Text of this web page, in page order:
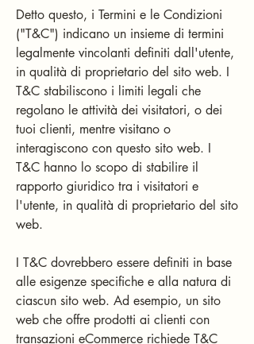
Detto questo, i Termini e le Condizioni
("T&C") indicano un insieme di termini
legalmente vincolanti definiti dall'utente,
in qualità di proprietario del sito web. I
T&C stabiliscono i limiti legali che
regolano le attività dei visitatori, o dei
tuoi clienti, mentre visitano o
interagiscono con questo sito web. I
T&C hanno lo scopo di stabilire il
rapporto giuridico tra i visitatori e
l'utente, in qualità di proprietario del sito
web.
I T&C dovrebbero essere definiti in base
alle esigenze specifiche e alla natura di
ciascun sito web. Ad esempio, un sito
web che offre prodotti ai clienti con
transazioni eCommerce richiede T&C